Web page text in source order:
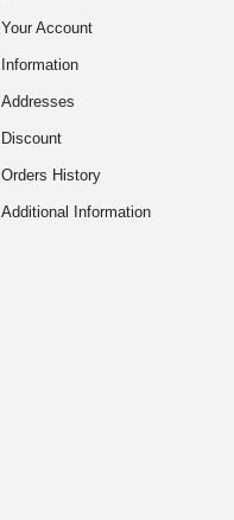
Your Account
Information
Addresses
Discount
Orders History
Additional Information